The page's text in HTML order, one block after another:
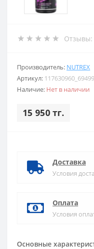
Отзывы:
Производитель: NUTREX
Артикул:
Наличие: Нет в наличии
15 950 тг.
Основные
Доставка
Условия
Оплата
Условия